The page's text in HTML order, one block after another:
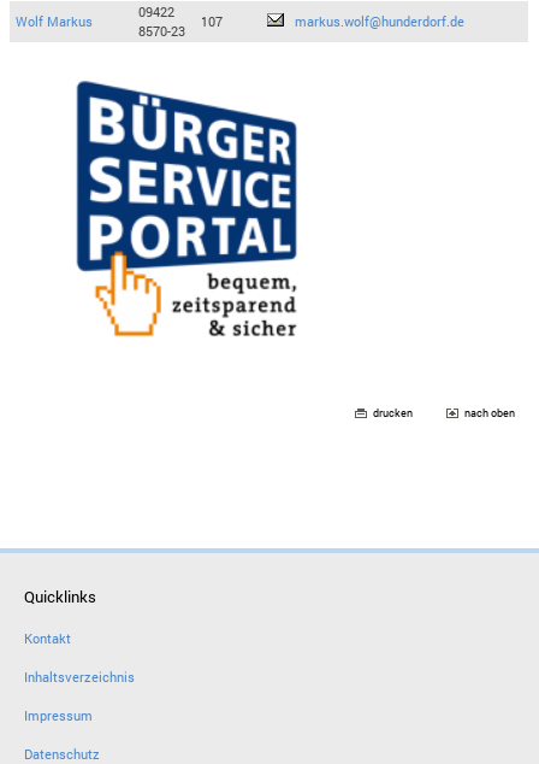
Wolf Markus
09422
8570-23
107 markus.wolf@hunderdorf.de
drucken nach oben
Quicklinks
Kontakt
Inhaltsverzeichnis
Impressum
Datenschutz